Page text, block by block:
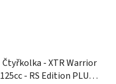
Čtyřkolka - XTR Warrior
125cc - RS Edition PLUS -